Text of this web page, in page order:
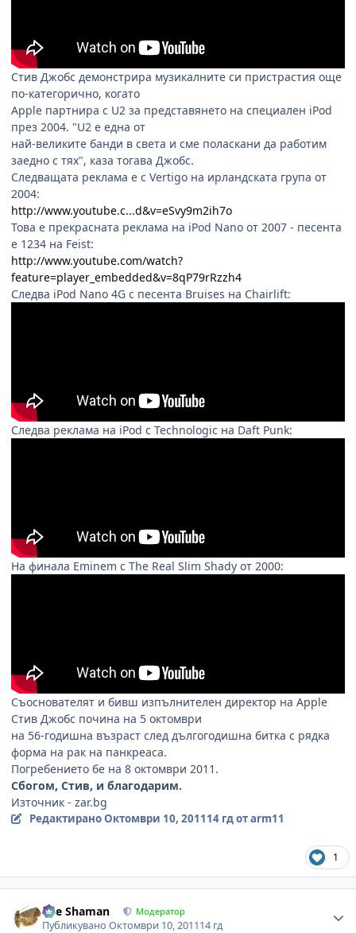
Стив Джобс демонстрира музикалните си пристрастия още
по-категорично, когато
Apple партнира с U2 за представянето на специален iPod
през 2004. "U2 е една от
най-великите банди в света и сме поласкани да работим
заедно с тях", каза тогава Джобс.
Следващата реклама е с Vertigo на ирландската група от
2004:
http://www.youtube.c...d&v=eSvy9m2ih7o
Това е прекрасната реклама на iPod Nano от 2007 - песента
е 1234 на Feist:
http://www.youtube.com/watch?
feature=player_embedded&v=8qP79rRzzh4
Следва iPod Nano 4G с песента Bruises на Chairlift:
Следва реклама на iPod с Technologic на Daft Punk:
На финала Eminem с The Real Slim Shady от 2000:
Съоснователят и бивш изпълнителен директор на Apple
Стив Джобс почина на 5 октомври
на 56-годишна възраст след дългогодишна битка с рядка
форма на рак на панкреаса.
Погребението бе на 8 октомври 2011.
Сбогом, Стив, и благодарим.
Източник - zar.bg
РедактираноОктомври 10, 201114 гдот arm11
1
The Shaman Модератор
ПубликуваноОктомври 10, 201114 гд